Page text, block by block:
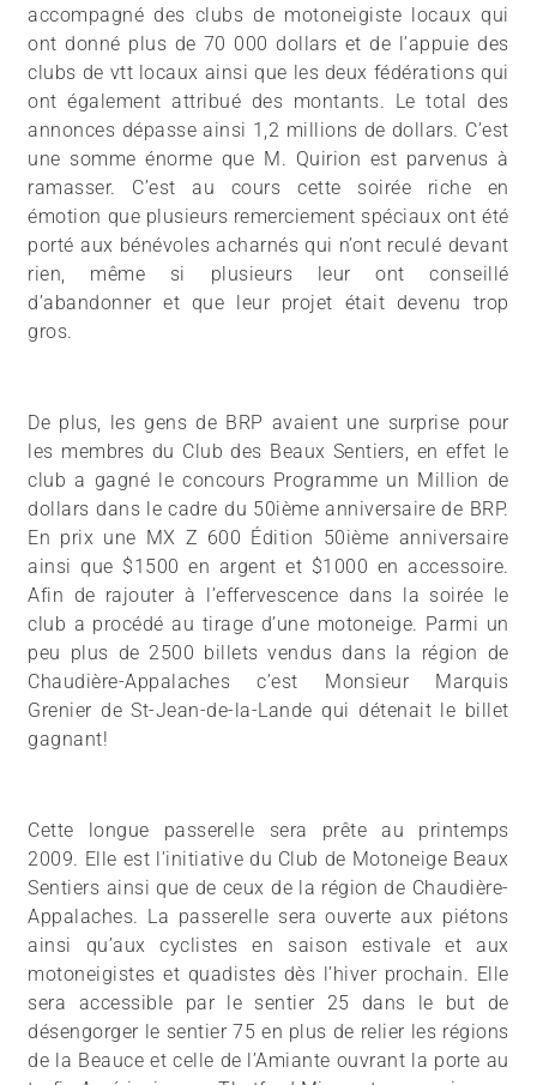
accompagné des clubs de motoneigiste locaux qui
ont donné plus de 70 000 dollars et de l’appuie des
clubs de vtt locaux ainsi que les deux fédérations qui
ont également attribué des montants. Le total des
annonces dépasse ainsi 1,2 millions de dollars. C’est
une somme énorme que M. Quirion est parvenus à
ramasser. C’est au cours cette soirée riche en
émotion que plusieurs remerciement spéciaux ont été
porté aux bénévoles acharnés qui n’ont reculé devant
rien, même si plusieurs leur ont conseillé
d’abandonner et que leur projet était devenu trop
gros.
De plus, les gens de BRP avaient une surprise pour
les membres du Club des Beaux Sentiers, en effet le
club a gagné le concours Programme un Million de
dollars dans le cadre du 50ième anniversaire de BRP.
En prix une MX Z 600 Édition 50ième anniversaire
ainsi que $1500 en argent et $1000 en accessoire.
Afin de rajouter à l’effervescence dans la soirée le
club a procédé au tirage d’une motoneige. Parmi un
peu plus de 2500 billets vendus dans la région de
Chaudière-Appalaches c’est Monsieur Marquis
Grenier de St-Jean-de-la-Lande qui détenait le billet
gagnant!
Cette longue passerelle sera prête au printemps
2009. Elle est l’initiative du Club de Motoneige Beaux
Sentiers ainsi que de ceux de la région de Chaudière-
Appalaches. La passerelle sera ouverte aux piétons
ainsi qu’aux cyclistes en saison estivale et aux
motoneigistes et quadistes dès l’hiver prochain. Elle
sera accessible par le sentier 25 dans le but de
désengorger le sentier 75 en plus de relier les régions
de la Beauce et celle de l’Amiante ouvrant la porte au